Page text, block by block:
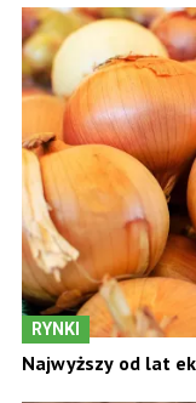
RYNKI
Najwyższy od lat